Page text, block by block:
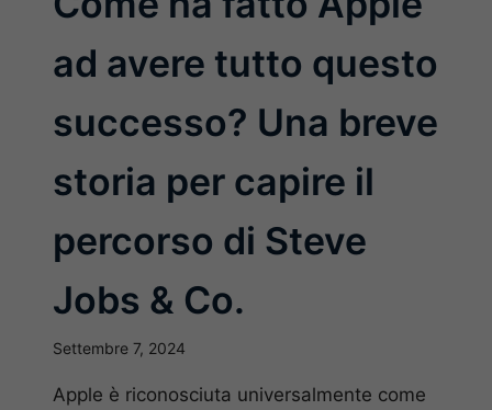
ad avere tutto questo
successo? Una breve
storia per capire il
percorso di Steve
Jobs & Co.
Settembre 7, 2024
Apple è riconosciuta universalmente come